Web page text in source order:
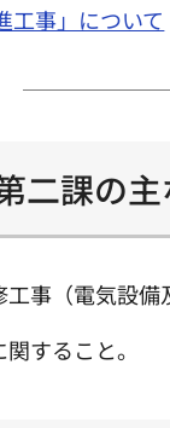
工事」について
二課の
事（電気設
すること。